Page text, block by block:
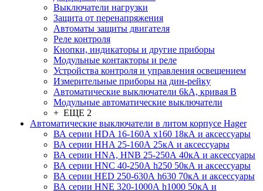
Выключатели нагрузки
Защита от перенапряжения
Автоматы защиты двигателя
Реле контроля
Кнопки, индикаторы и другие приборы
Модульные контакторы и реле
Устройства контроля и управления освещением
Измерительные приборы на дин-рейку
Автоматические выключатели 6kA, кривая В
Модульные автоматические выключатели
+ ЕЩЕ 2
Автоматические выключатели в литом корпусе Hager
ВА серии HDA 16-160А x160 18кА и аксессуары
ВА серии HHA 25-160А 25кА и аксессуары
ВА серии HNA, HNB 25-250А 40кА и аксессуары
ВА серии HNC 40-250А h250 50кА и аксессуары
ВА серии HED 250-630А h630 70кА и аксессуары
ВА серии HNE 320-1000А h1000 50кА и